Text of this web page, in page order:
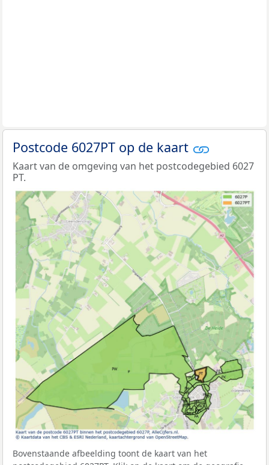
Postcode 6027PT op de kaart
Kaart van de omgeving van het postcodegebied 6027
PT.
Bovenstaande afbeelding toont de kaart van het